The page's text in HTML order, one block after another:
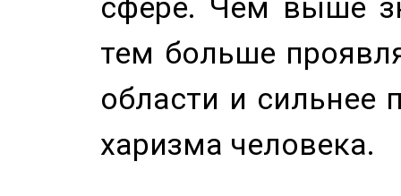
сфере. Чем выше
тем больше
области и сильнее
харизма человека.